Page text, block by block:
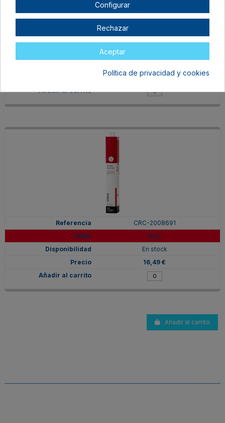
CRC-2008682
16,49 €
CRC-2008691
Rojo
En stock
16,49 €
Añadir al carrito
Configurar
Rechazar
Aceptar
Política de privacidad y cookies